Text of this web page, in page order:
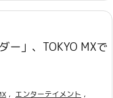
」、TOKYO MXで
, エンターテイメント ,